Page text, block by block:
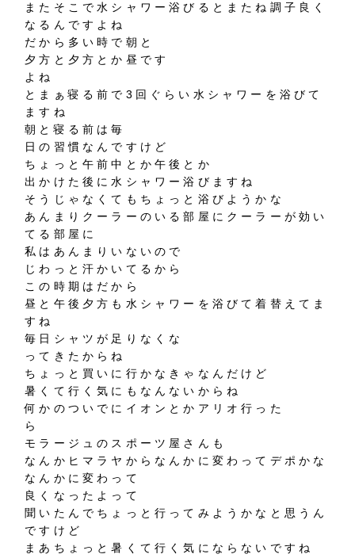
またそこで水シャワー浴びるとまたね調子良く
なるんですよね
だから多い時で朝と
夕方と夕方とか昼です
よね
とまぁ寝る前で3回ぐらい水シャワーを浴びて
ますね
朝と寝る前は毎
日の習慣なんですけど
ちょっと午前中とか午後とか
出かけた後に水シャワー浴びますね
そうじゃなくてもちょっと浴びようかな
あんまりクーラーのいる部屋にクーラーが効い
てる部屋に
私はあんまりいないので
じわっと汗かいてるから
この時期はだから
昼と午後夕方も水シャワーを浴びて着替えてま
すね
毎日シャツが足りなくな
ってきたからね
ちょっと買いに行かなきゃなんだけど
暑くて行く気にもなんないからね
何かのついでにイオンとかアリオ行った
ら
モラージュのスポーツ屋さんも
なんかヒマラヤからなんかに変わってデポかな
なんかに変わって
良くなったよって
聞いたんでちょっと行ってみようかなと思うん
ですけど
まあちょっと暑くて行く気にならないですね